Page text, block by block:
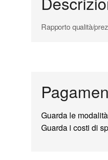
Rapporto qualità/
Guarda le
Guarda i costi di